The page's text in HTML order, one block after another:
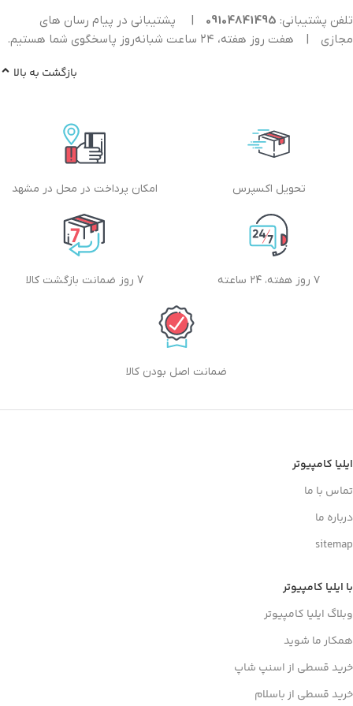
تلفن پشتیبانی: 09104841495
|
پشتیبانی در پیام رسان های
مجازی
| هفت روز هفته، ۲۴ ساعت شبانه‌روز پاسخگوی شما هستیم.
بازگشت به بالا
تحویل اکسپرس امکان پرداخت در محل در مشهد
۷ روز هفته، ۲۴ ساعته 7 روز ضمانت بازگشت کالا
ضمانت اصل بودن کالا
ایلیا کامپیوتر
تماس با ما
درباره ما
sitemap
با ایلیا کامپیوتر
وبلاگ ایلیا کامپیوتر
همکار ما شوید
خرید قسطی از اسنپ شاپ
خرید قسطی از باسلام